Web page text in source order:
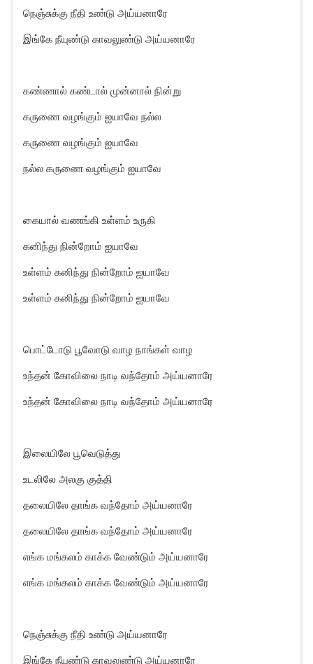
நெஞ்சுக்கு நீதி உண்டு அய்யனாரே
இங்கே நீயுண்டு காவலுண்டு அய்யனாரே
கண்ணால் கண்டால் முன்னால் நின்று
கருணை வழங்கும் ஐயாவே நல்ல
கருணை வழங்கும் ஐயாவே
நல்ல கருணை வழங்கும் ஐயாவே
கையால் வணங்கி உள்ளம் உருகி
கனிந்து நின்றோம் ஐயாவே
உள்ளம் கனிந்து நின்றோம் ஐயாவே
உள்ளம் கனிந்து நின்றோம் ஐயாவே
பொட்டோடு பூவோடு வாழ நாங்கள் வாழ
உந்தன் கோவிலை நாடி வந்தோம் அய்யனாரே
உந்தன் கோவிலை நாடி வந்தோம் அய்யனாரே
இலையிலே பூவெடுத்து
உடலிலே அலகு குத்தி
தலையிலே தாங்க வந்தோம் அய்யனாரே
தலையிலே தாங்க வந்தோம் அய்யனாரே
எங்க மங்கலம் காக்க வேண்டும் அய்யனாரே
எங்க மங்கலம் காக்க வேண்டும் அய்யனாரே
நெஞ்சுக்கு நீதி உண்டு அய்யனாரே
இங்கே நீயுண்டு காவலுண்டு அய்யனாரே